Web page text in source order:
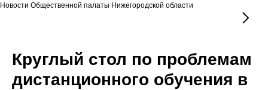
Новости Общественной палаты Нижегородской области
Круглый стол по проблемам
дистанционного обучения в